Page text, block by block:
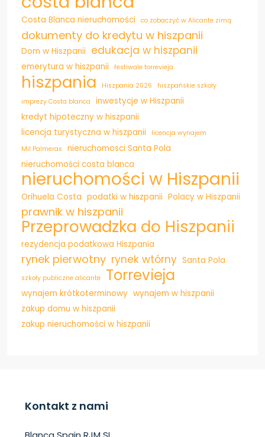
Costa Blanca nieruchomości co zobaczyć w Alicante zimą
dokumenty do kredytu w hiszpanii
Dom w Hiszpanii edukacja w hiszpanii
emerytura w hiszpanii festiwale torrevieja
hiszpania Hiszpania 2026
hiszpańskie szkoły
imprezy Costa blanca
inwestycje w Hiszpanii
kredyt hipoteczny w hiszpanii
licencja turystyczna w hiszpanii
licencja wynajem
Mil Palmeras
nieruchomosci Santa Pola
nieruchomości costa blanca
nieruchomości w Hiszpanii
Orihuela Costa podatki w hiszpanii Polacy w Hiszpanii
prawnik w hiszpanii
Przeprowadzka do Hiszpanii
rezydencja podatkowa Hiszpania
rynek pierwotny rynek wtórny Santa Pola
szkoły publiczne alicante Torrevieja
wynajem krótkoterminowy wynajem w hiszpanii
zakup domu w hiszpanii
zakup nieruchomości w hiszpanii
Kontakt z nami